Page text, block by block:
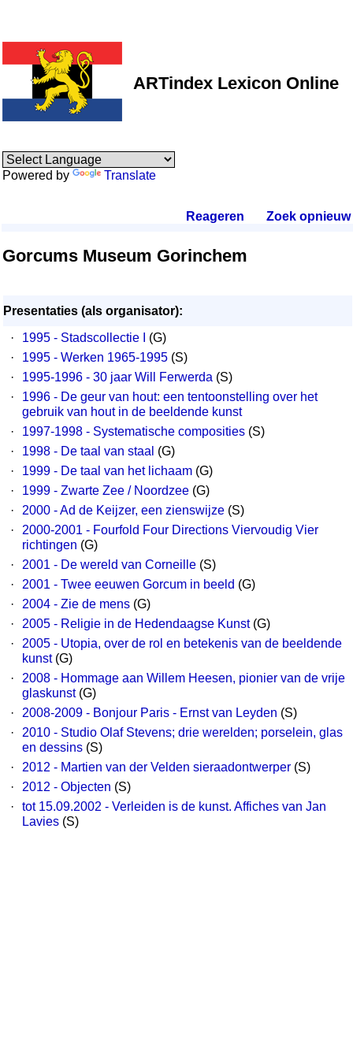
ARTindex Lexicon Online
Powered by Translate
Reageren Zoek opnieuw.
Gorcums Museum Gorinchem
Presentaties (als organisator):
·
1995 - Stadscollectie I
(G)
·
1995 - Werken 1965-1995 (S)
·
1995-1996 - 30 jaar Will Ferwerda (S)
·
1996 - De geur van hout: een tentoonstelling over het
gebruik van hout in de beeldende kunst
·
1997-1998 - Systematische composities (S)
·
1998 - De taal van staal (G)
·
1999 - De taal van het lichaam (G)
·
1999 - Zwarte Zee / Noordzee (G)
·
2000 - Ad de Keijzer, een zienswijze (S)
·
2000-2001 - Fourfold Four Directions Viervoudig Vier
richtingen (G)
·
2001 - De wereld van Corneille (S)
·
2001 - Twee eeuwen Gorcum in beeld (G)
·
2004 - Zie de mens (G)
·
2005 - Religie in de Hedendaagse Kunst(G)
·
2005 - Utopia, over de rol en betekenis van de beeldende
kunst(G)
·
2008 - Hommage aan Willem Heesen, pionier van de vrije
glaskunst(G)
·
2008-2009 - Bonjour Paris - Ernst van Leyden (S)
·
2010 - Studio Olaf Stevens; drie werelden; porselein, glas
en dessins (S)
·
2012 - Martien van der Velden sieraadontwerper (S)
·
2012 - Objecten (S)
·
tot 15.09.2002 - Verleiden is de kunst. Affiches van Jan
Lavies (S)